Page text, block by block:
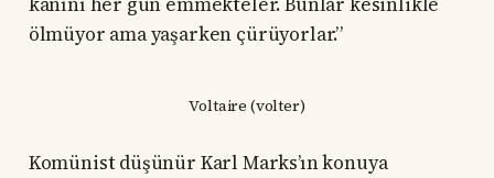
ölmüyor ama yaşarken çürüyorlar.”
Voltaire (volter)
Komünist düşünür Karl Marks’ın konuya